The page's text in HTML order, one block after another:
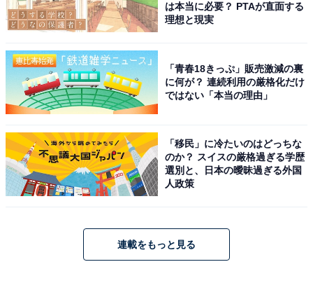
は本当に必要？ PTAが直面する
理想と現実
「青春18きっぷ」販売激減の裏
に何が？ 連続利用の厳格化だけ
ではない「本当の理由」
「移民」に冷たいのはどっちな
のか？ スイスの厳格過ぎる学歴
選別と、日本の曖昧過ぎる外国
人政策
連載をもっと見る